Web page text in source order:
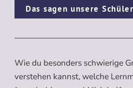
Das sagen unsere Schüler
Wie du besonders schwierige
verstehen kannst, welche